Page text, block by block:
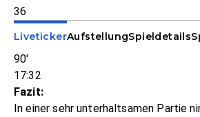
36
LivetickerAufstellungSpieldetails
90'
17:32
Fazit:
In einer sehr unterhaltsamen Partie